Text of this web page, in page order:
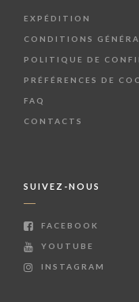
EXPÉDITION
CONDITIONS
POLITIQUE DE
PRÉFÉRENCES DE
FAQ
CONTACTS
SUIVEZ-NOUS
FACEBOOK
YOUTUBE
INSTAGRAM